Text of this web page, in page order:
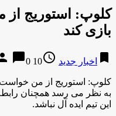
بازی کند
bookmark اخبار جدید access_time
10 years ago
chat_bubble0
کلوپ: استوریج از من خواست 90 دقیقه بازی کند
به نظر می رسد همچنان
این تیم ایده آل نباشد.